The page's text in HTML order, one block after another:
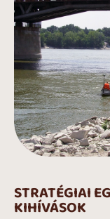
STRATÉGIAI
KIHÍVÁSOK